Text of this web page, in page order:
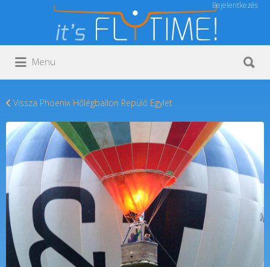
Bejelentkezés
Keresés:
Menu
Vissza Phoenix Hőlégballon Repülő Egylet